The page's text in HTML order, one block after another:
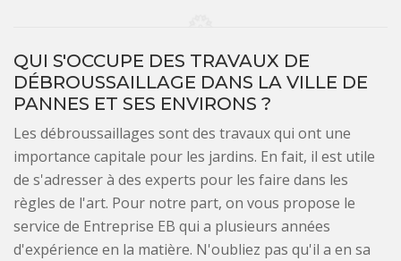
QUI S'OCCUPE DES TRAVAUX DE
DÉBROUSSAILLAGE DANS LA VILLE DE
PANNES ET SES ENVIRONS ?
Les débroussaillages sont des travaux qui ont une
importance capitale pour les jardins. En fait, il est utile
de s'adresser à des experts pour les faire dans les
règles de l'art. Pour notre part, on vous propose le
service de Entreprise EB qui a plusieurs années
d'expérience en la matière. N'oubliez pas qu'il a en sa